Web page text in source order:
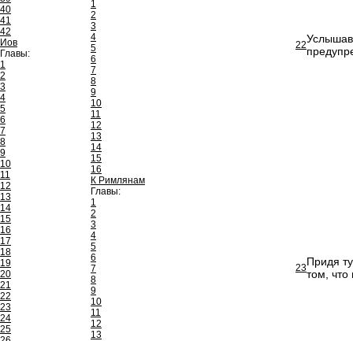
40
41
42
Иов
Главы:
1
2
3
4
5
6
7
8
9
10
11
12
13
14
15
16
17
18
19
20
21
22
23
24
25
1
2
3
4
5
6
7
8
9
10
11
12
13
14
15
16
К Римлянам
Главы:
1
2
3
4
5
6
7
8
9
10
11
12
13
22Услышав
23Придя
том, что